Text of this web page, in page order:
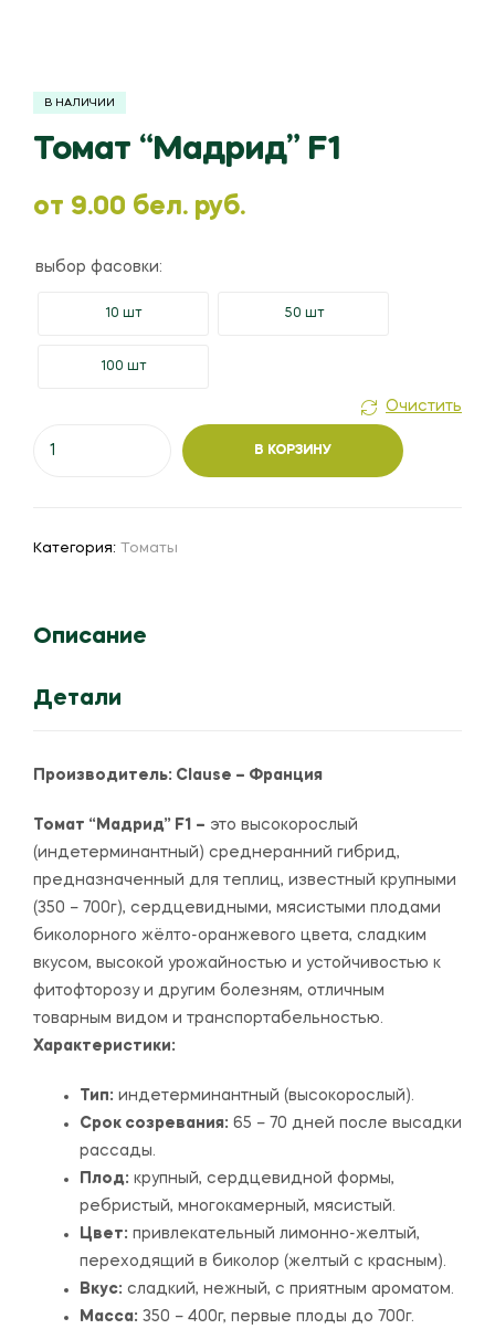
В НАЛИЧИИ
Томат “Мадрид” F1
oт 9.00 бел. руб.
выбор фасовки:
10 шт 50 шт
100 шт
Очистить
F1
В КОРЗИНУ
Категория: Томаты
Описание
Детали
Производитель: Clause – Франция
Томат “Мадрид” F1 – это высокорослый
(индетерминантный) среднеранний гибрид,
предназначенный для теплиц, известный крупными
(350 – 700г), сердцевидными, мясистыми плодами
биколорного жёлто-оранжевого цвета, сладким
вкусом, высокой урожайностью и устойчивостью к
фитофторозу и другим болезням, отличным
товарным видом и транспортабельностью.
Характеристики:
Тип: индетерминантный (высокорослый).
Срок созревания: 65 – 70 дней после высадки
рассады.
Плод: крупный, сердцевидной формы,
ребристый, многокамерный, мясистый.
Цвет: привлекательный лимонно-желтый,
переходящий в биколор (желтый с красным).
Вкус: сладкий, нежный, с приятным ароматом.
Масса: 350 – 400г, первые плоды до 700г.